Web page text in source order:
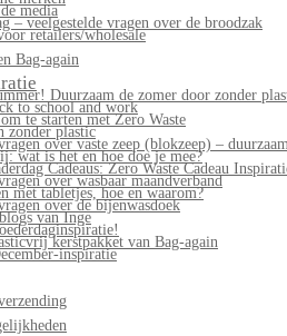
media
– veelgestelde vragen over de broodzak
retailers/wholesale
Bag-again
Duurzaam de zomer door zonder
to school and work
te starten met Zero Waste
zonder plastic
over vaste zeep (blokzeep) –
wat is het en hoe doe je mee?
Cadeaus: Zero Waste Cadeau
over wasbaar maandverband
met tabletjes, hoe en waarom?
over de bijenwasdoek
van Inge
kerstpakket van Bag-again
inspiratie